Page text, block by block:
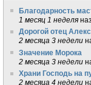
Благодарность
1 месяц 1 неделя
Дорогой отец
2 месяца 3 недели
Значение Морока
2 месяца 3 недели
Храни Господь на
2 месяца 4 недели